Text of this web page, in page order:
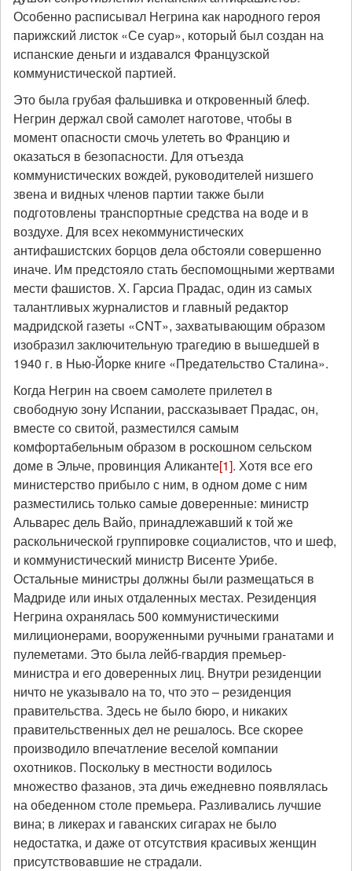
Особенно расписывал Негрина как народного героя
парижский листок «Се суар», который был создан на
испанские деньги и издавался Французской
коммунистической партией.
Это была грубая фальшивка и откровенный блеф.
Негрин держал свой самолет наготове, чтобы в
момент опасности смочь улететь во Францию и
оказаться в безопасности. Для отъезда
коммунистических вождей, руководителей низшего
звена и видных членов партии также были
подготовлены транспортные средства на воде и в
воздухе. Для всех некоммунистических
антифашистских борцов дела обстояли совершенно
иначе. Им предстояло стать беспомощными жертвами
мести фашистов. Х. Гарсиа Прадас, один из самых
талантливых журналистов и главный редактор
мадридской газеты «CNT», захватывающим образом
изобразил заключительную трагедию в вышедшей в
1940 г. в Нью-Йорке книге «Предательство Сталина».
Когда Негрин на своем самолете прилетел в
свободную зону Испании, рассказывает Прадас, он,
вместе со свитой, разместился самым
комфортабельным образом в роскошном сельском
доме в Эльче, провинция Аликанте[1]. Хотя все его
министерство прибыло с ним, в одном доме с ним
разместились только самые доверенные: министр
Альварес дель Вайо, принадлежавший к той же
раскольнической группировке социалистов, что и шеф,
и коммунистический министр Висенте Урибе.
Остальные министры должны были размещаться в
Мадриде или иных отдаленных местах. Резиденция
Негрина охранялась 500 коммунистическими
милиционерами, вооруженными ручными гранатами и
пулеметами. Это была лейб-гвардия премьер-
министра и его доверенных лиц. Внутри резиденции
ничто не указывало на то, что это – резиденция
правительства. Здесь не было бюро, и никаких
правительственных дел не решалось. Все скорее
производило впечатление веселой компании
охотников. Поскольку в местности водилось
множество фазанов, эта дичь ежедневно появлялась
на обеденном столе премьера. Разливались лучшие
вина; в ликерах и гаванских сигарах не было
недостатка, и даже от отсутствия красивых женщин
присутствовавшие не страдали.